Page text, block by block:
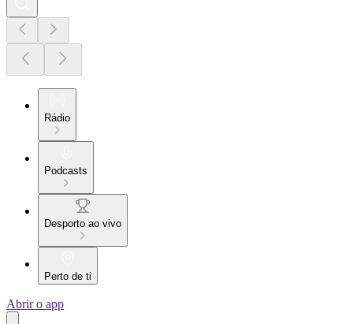
Rádio
Podcasts
Desporto ao vivo
Perto de ti
Abrir o app